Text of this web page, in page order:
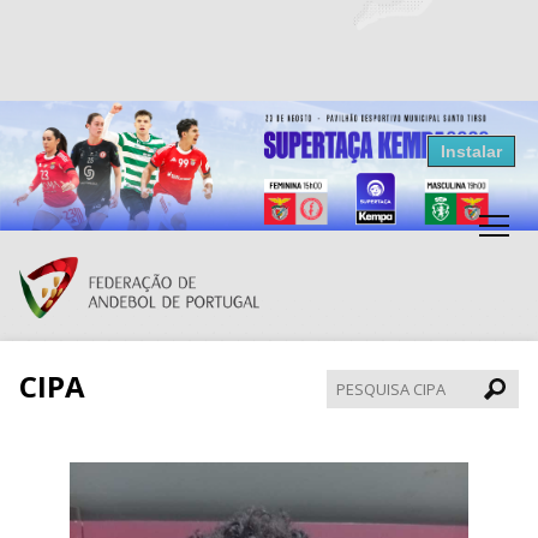
Resultados Andebol
Federação de Andebol de Portugal
Grátis - Disponivel na Play Store
Instalar
CIPA
CIPA